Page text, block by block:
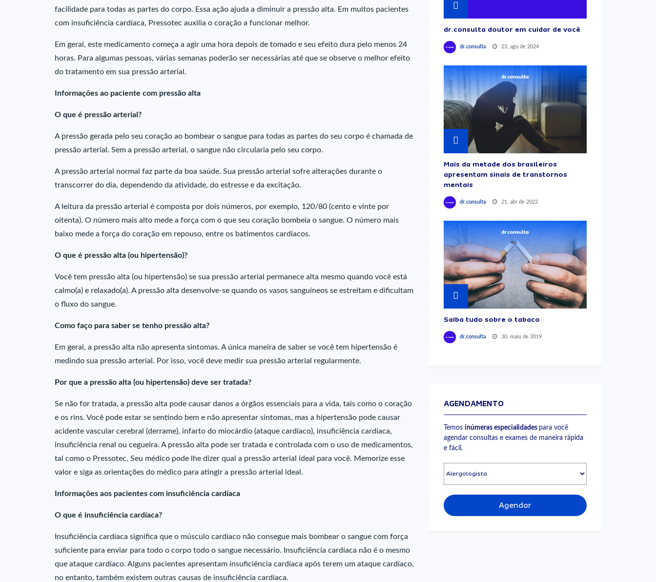
facilidade para todas as partes do corpo. Essa ação ajuda a diminuir a pressão alta. Em muitos pacientes
com insuficiência cardíaca, Pressotec auxilia o coração a funcionar melhor.
Em geral, este medicamento começa a agir uma hora depois de tomado e seu efeito dura pelo menos 24
horas. Para algumas pessoas, várias semanas poderão ser necessárias até que se observe o melhor efeito
do tratamento em sua pressão arterial.
Informações ao paciente com pressão alta
O que é pressão arterial?
A pressão gerada pelo seu coração ao bombear o sangue para todas as partes do seu corpo é chamada de
pressão arterial. Sem a pressão arterial, o sangue não circularia pelo seu corpo.
A pressão arterial normal faz parte da boa saúde. Sua pressão arterial sofre alterações durante o
transcorrer do dia, dependendo da atividade, do estresse e da excitação.
A leitura da pressão arterial é composta por dois números, por exemplo, 120/80 (cento e vinte por
oitenta). O número mais alto mede a força com o que seu coração bombeia o sangue. O número mais
baixo mede a força do coração em repouso, entre os batimentos cardíacos.
O que é pressão alta (ou hipertensão)?
Você tem pressão alta (ou hipertensão) se sua pressão arterial permanece alta mesmo quando você está
calmo(a) e relaxado(a). A pressão alta desenvolve-se quando os vasos sanguíneos se estreitam e dificultam
o fluxo do sangue.
Como faço para saber se tenho pressão alta?
Em geral, a pressão alta não apresenta sintomas. A única maneira de saber se você tem hipertensão é
medindo sua pressão arterial. Por isso, você deve medir sua pressão arterial regularmente.
Por que a pressão alta (ou hipertensão) deve ser tratada?
Se não for tratada, a pressão alta pode causar danos a órgãos essenciais para a vida, tais como o coração
e os rins. Você pode estar se sentindo bem e não apresentar sintomas, mas a hipertensão pode causar
acidente vascular cerebral (derrame), infarto do miocárdio (ataque cardíaco), insuficiência cardíaca,
insuficiência renal ou cegueira. A pressão alta pode ser tratada e controlada com o uso de medicamentos,
tal como o Pressotec. Seu médico pode lhe dizer qual a pressão arterial ideal para você. Memorize esse
valor e siga as orientações do médico para atingir a pressão arterial ideal.
Informações aos pacientes com insuficiência cardíaca
O que é insuficiência cardíaca?
Insuficiência cardíaca significa que o músculo cardíaco não consegue mais bombear o sangue com força
suficiente para enviar para todo o corpo todo o sangue necessário. Insuficiência cardíaca não é o mesmo
que ataque cardíaco. Alguns pacientes apresentam insuficiência cardíaca após terem um ataque cardíaco,
no entanto, também existem outras causas de insuficiência cardíaca.
dr.consulta doutor em cuidar de você
dr.consulta 23, ago de 2024
Mais da metade dos brasileiros
apresentam sinais de transtornos
mentais
dr.consulta 21, abr de 2022
Saiba tudo sobre o tabaco
dr.consulta 30, maio de 2019
AGENDAMENTO
Temos inúmeras especialidades para você
agendar consultas e exames de maneira rápida
e fácil.
Agendar